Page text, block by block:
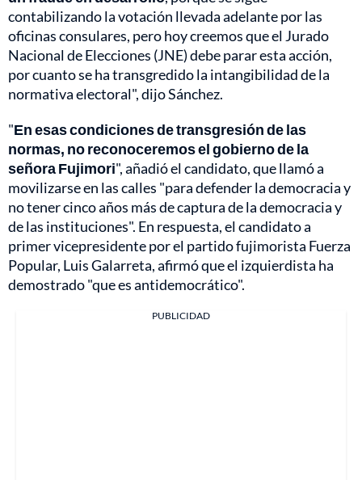
contabilizando la votación llevada adelante por las
oficinas consulares, pero hoy creemos que el Jurado
Nacional de Elecciones (JNE) debe parar esta acción,
por cuanto se ha transgredido la intangibilidad de la
normativa electoral", dijo Sánchez.
"En esas condiciones de transgresión de las
normas, no reconoceremos el gobierno de la
señora Fujimori", añadió el candidato, que llamó a
movilizarse en las calles "para defender la democracia y
no tener cinco años más de captura de la democracia y
de las instituciones". En respuesta, el candidato a
primer vicepresidente por el partido fujimorista Fuerza
Popular, Luis Galarreta, afirmó que el izquierdista ha
demostrado "que es antidemocrático".
PUBLICIDAD